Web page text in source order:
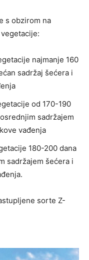
s obzirom na
najmanje 160
sadržaj šećera i
od 170-190
sadržajem
vađenja
180-200 dana
sadržajem šećera i
sorte Z-